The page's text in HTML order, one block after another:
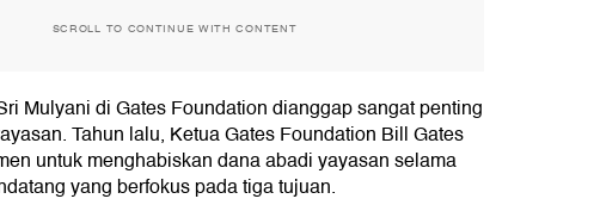
SCROLL TO CONTINUE WITH CONTENT
Mulyani di Gates Foundation dianggap sangat penting
Tahun lalu, Ketua Gates Foundation Bill Gates
untuk menghabiskan dana abadi yayasan selama
yang berfokus pada tiga tujuan.